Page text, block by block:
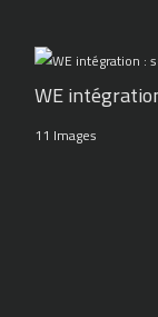
WE
11 Images